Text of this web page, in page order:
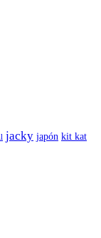
jacky japón kit kat